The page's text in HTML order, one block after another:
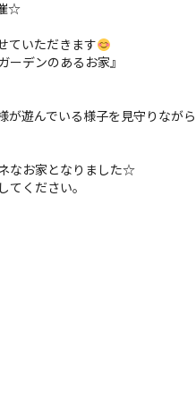
☆
ていただきます
デンのあるお家』
遊んでいる様子を見守りなが
なお家となりました☆
ください。